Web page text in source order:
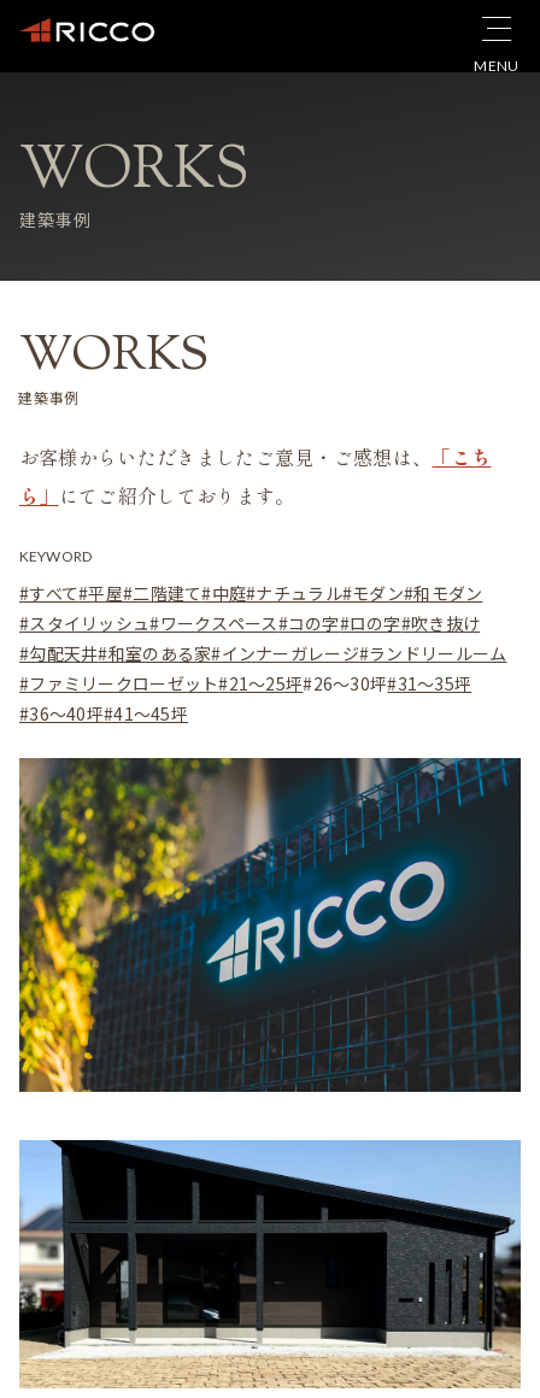
MENU
WORKS
建築事例
WORKS
建築事例
お客様からいただきましたご意見・ご感想は、
「こち
ら」 にてご紹介しております。
KEYWORD
#すべて#平屋#二階建て#中庭#ナチュラル#モダン#和モダン
#スタイリッシュ#ワークスペース#コの字#ロの字#吹き抜け
#勾配天井#和室のある家#インナーガレージ#ランドリールーム
#ファミリークローゼット#21～25坪#26～30坪#31～35坪
#36～40坪#41～45坪